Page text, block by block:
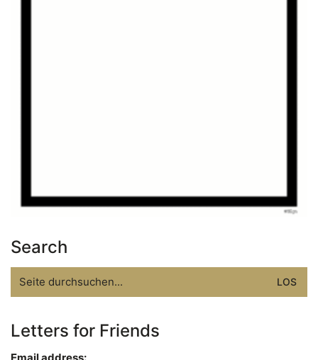
Search
for:
Letters for Friends
Email address: